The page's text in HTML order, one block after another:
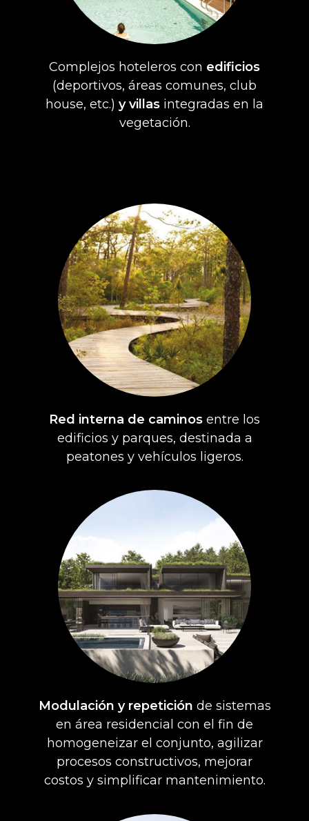
Complejos hoteleros con edificios
(deportivos, áreas comunes, club
house, etc.) y villas integradas en la
vegetación.
Red interna de caminos entre los
edificios y parques, destinada a
peatones y vehículos ligeros.
Modulación y repetición de sistemas
en área residencial con el fin de
homogeneizar el conjunto, agilizar
procesos constructivos, mejorar
costos y simplificar mantenimiento.